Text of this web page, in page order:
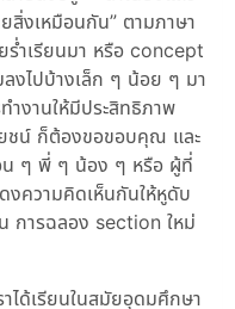
สิ่งเหมือนกัน” ตามภาษา
ำเรียนมา หรือ concept
ลงไปบ้างเล็ก ๆ น้อย ๆ มา
ำงานให้มีประสิทธิภาพ
ยชน์ ก็ต้องขอขอบคุณ และ
น ๆ พี่ ๆ น้อง ๆ หรือ ผู้ที่
งความคิดเห็นกันให้หูดับ
การฉลอง section ใหม่
ได้เรียนในสมัยอุดมศึกษา